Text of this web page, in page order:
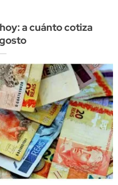
a cuánto cotiza